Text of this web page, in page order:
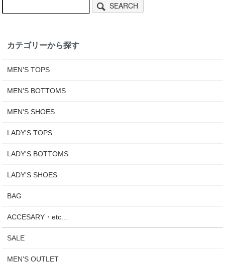
SEARCH
カテゴリーから探す
MEN'S TOPS
MEN'S BOTTOMS
MEN'S SHOES
LADY'S TOPS
LADY'S BOTTOMS
LADY'S SHOES
BAG
ACCESARY・etc...
SALE
MEN'S OUTLET